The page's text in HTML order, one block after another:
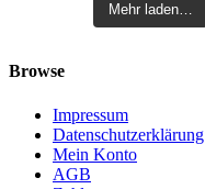
Mehr laden…
Browse
Impressum
Datenschutzerklärung
Mein Konto
AGB